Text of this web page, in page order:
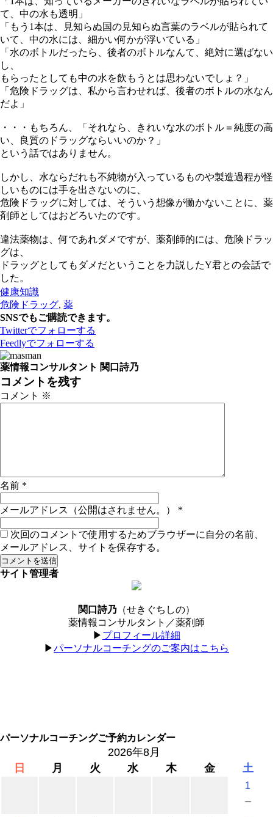
て、中の水も透明」
「もう1本は、見知らぬ国の見知らぬ言葉のラベルが貼られて
いて、中の水には、細かい何かが浮いている」
「水のボトルだったら、後者のボトルなんて、絶対に選ばない
し、
もらったとしても中の水を飲もうとは思わないでしょ？」
「危険ドラッグは、私から言わせれば、後者のボトルの水なん
だよ」
・・・もちろん、「それなら、きれいな水のボトル＝純度の高
い、良質のドラッグならいいのか？」
という話ではありません。
しかし、水ならだれも不純物が入っているものや製造過程が怪
しいものには手を出さないのに、
危険ドラッグに対しては、そういう想像が働かないことに、薬
剤師としてはおどろいたのです。
違法薬物は、何であれダメですが、薬剤師的には、危険ドラッ
グは、
ドラッグとしてもダメだということを力説したY君との会話で
した。
健康知識
危険ドラッグ, 薬
SNSでもご購読できます。
Twitterでフォローする
Feedlyでフォローする
薬情報コンサルタント 関口詩乃
コメントを残す
コメント ※
名前 *
メールアドレス（公開はされません。） *
次回のコメントで使用するためブラウザーに自分の名前、
メールアドレス、サイトを保存する。
サイト管理者
関口詩乃 （せきぐちしの）
薬情報コンサルタント／薬剤師
▶︎ プロフィール詳細
▶︎パーソナルコーチングのご案内はこちら
パーソナルコーチングご予約カレンダー
2026年8月
日
月 火 水 木 金 土
1
－